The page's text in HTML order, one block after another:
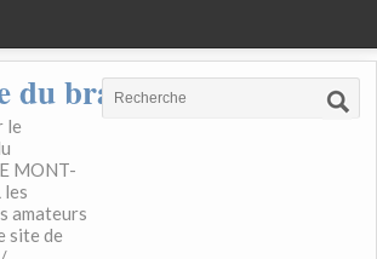
du bras
le
MONT-
les
amateurs
site de